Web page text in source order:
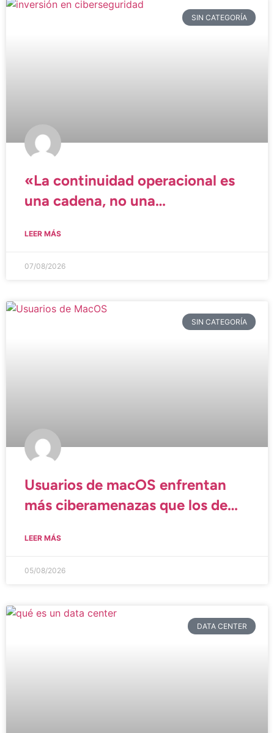
SIN CATEGORÍA
«La continuidad operacional es
una cadena, no una
LEER MÁS
07/08/2026
SIN CATEGORÍA
Usuarios de macOS enfrentan
más ciberamenazas que los de
LEER MÁS
05/08/2026
DATA CENTER